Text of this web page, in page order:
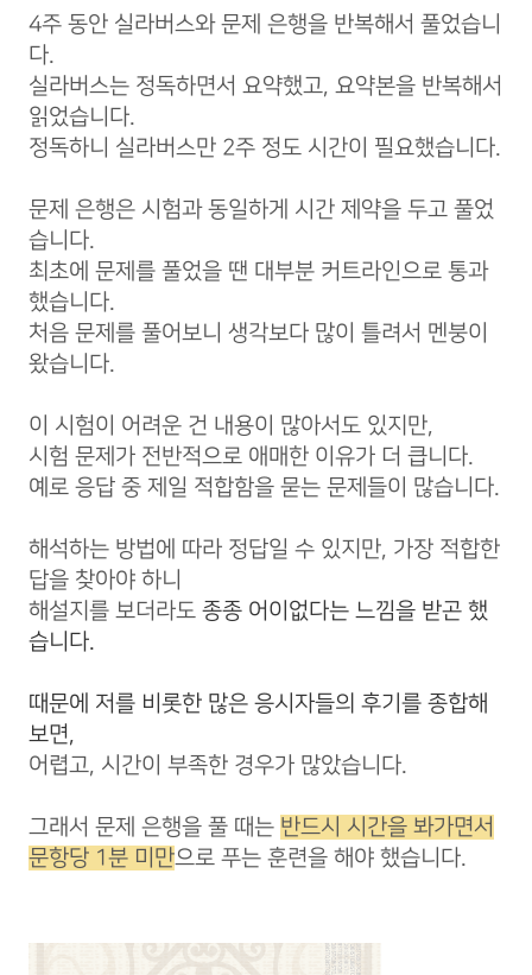
4주 동안 실라버스와 문제 은행을 반복해서 풀었습니
다.
실라버스는 정독하면서 요약했고, 요약본을 반복해서
읽었습니다.
정독하니 실라버스만 2주 정도 시간이 필요했습니다.
문제 은행은 시험과 동일하게 시간 제약을 두고 풀었
습니다.
최초에 문제를 풀었을 땐 대부분 커트라인으로 통과
했습니다.
처음 문제를 풀어보니 생각보다 많이 틀려서 멘붕이
왔습니다.
이 시험이 어려운 건 내용이 많아서도 있지만,
시험 문제가 전반적으로 애매한 이유가 더 큽니다.
예로 응답 중 제일 적합함을 묻는 문제들이 많습니다.
해석하는 방법에 따라 정답일 수 있지만, 가장 적합한
답을 찾아야 하니
해설지를 보더라도 종종 어이없다는 느낌을 받곤 했
습니다.
때문에 저를 비롯한 많은 응시자들의 후기를 종합해
보면,
어렵고, 시간이 부족한 경우가 많았습니다.
그래서 문제 은행을 풀 때는 반드시 시간을 봐가면서
문항당 1분 미만으로 푸는 훈련을 해야 했습니다.